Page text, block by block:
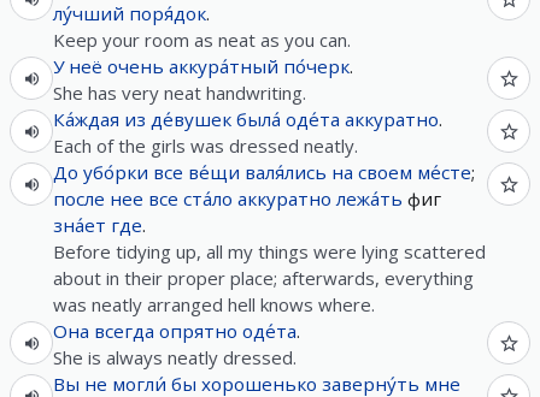
лу́чший поря́док.
Keep your room as neat as you can.
У неё очень аккура́тный по́черк.
She has very neat handwriting.
Ка́ждая из де́вушек была́ оде́та аккуратно.
Each of the girls was dressed neatly.
До убо́рки все ве́щи валя́лись на своем ме́сте;
после нее все ста́ло аккуратно лежа́ть фиг
зна́ет где.
Before tidying up, all my things were lying scattered
about in their proper place; afterwards, everything
was neatly arranged hell knows where.
Она всегда опрятно оде́та.
She is always neatly dressed.
Вы не могли́ бы хорошенько заверну́ть мне